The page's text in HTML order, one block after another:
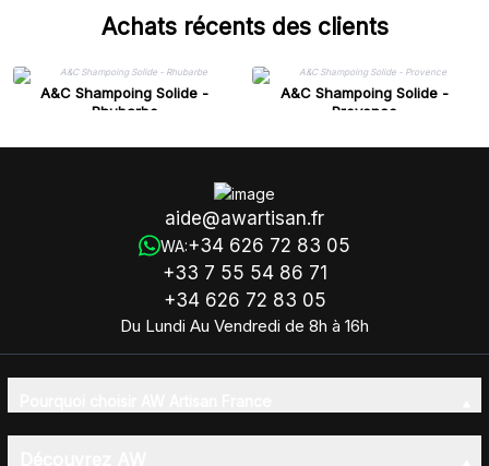
Achats récents des clients
A&C Shampoing Solide -
Rhubarbe
A&C Shampoing Solide -
Provence
aide@awartisan.fr
WA:+34 626 72 83 05
+33 7 55 54 86 71
+34 626 72 83 05
Du Lundi Au Vendredi de 8h à 16h